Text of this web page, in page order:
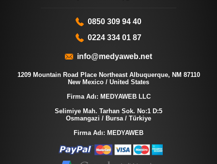
0850 309 94 40
0224 334 01 87
info@medyaweb.net
1209 Mountain Road Place Northeast Albuquerque, NM 87110
New Mexico / United States
Firma Adı: MEDYAWEB LLC
Selimiye Mah. Tarhan Sok. No:1 D:5
Osmangazi / Bursa / Türkiye
Firma Adı: MEDYAWEB